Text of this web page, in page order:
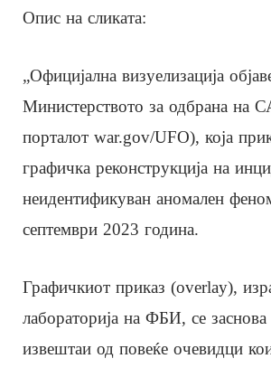
Опис на сликата:
„Официјална визуелизација
Министерството за одбрана на
порталот war.gov/UFO), која
графичка реконструкција на
неидентификуван аномален
септември 2023 година.
Графичкиот приказ (overlay),
лабораторија на ФБИ, се
извештаи од повеќе очевидци